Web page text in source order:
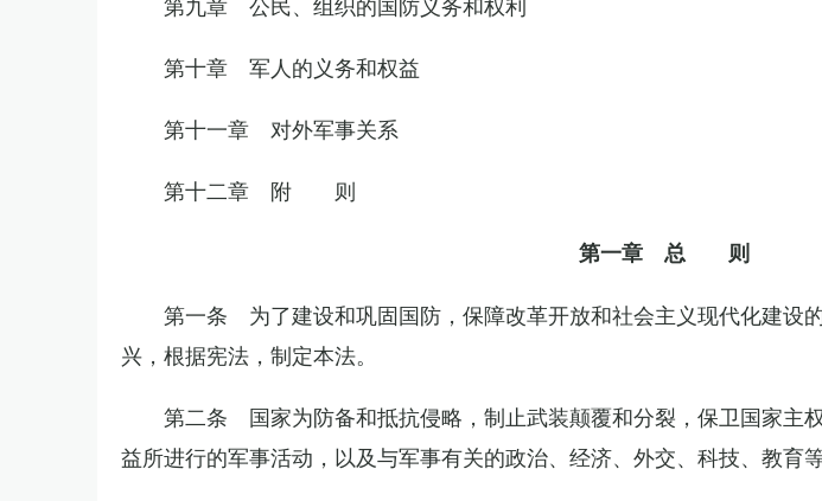
第十章 军人的义务和权益
第十一章 对外军事关系
第十二章 附 则
第一章 总 则
第一条 为了建设和巩固国防，保障改革开放和社会主义现代化建设
兴，根据宪法，制定本法。
第二条 国家为防备和抵抗侵略，制止武装颠覆和分裂，保卫国家主
益所进行的军事活动，以及与军事有关的政治、经济、外交、科技、教育